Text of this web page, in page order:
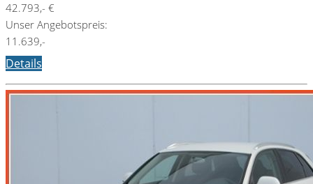
42.793,- €
Unser Angebotspreis:
11.639,-
Details